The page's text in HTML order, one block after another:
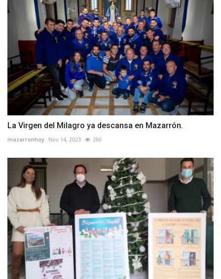
La Virgen del Milagro ya descansa en Mazarrón.
mazarronhoy Nov 14, 2023 266